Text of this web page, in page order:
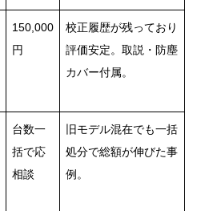
150,000
円
校正履歴が残っており
評価安定。取説・防塵
カバー付属。
台数一
括で応
相談
旧モデル混在でも一括
処分で総額が伸びた事
例。